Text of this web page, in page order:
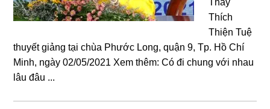
Thầy
Thích
Thiện Tuệ
thuyết giảng tại chùa Phước Long, quận 9, Tp. Hồ Chí
Minh, ngày 02/05/2021 Xem thêm: Có đi chung với nhau
lâu đâu ...